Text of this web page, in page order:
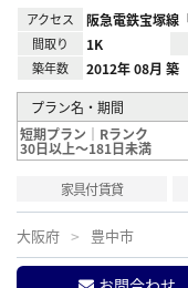
アクセス 阪急電鉄宝塚線
間取り 1K
築年数 2012年 08月 築
プラン名・期間
短期プラン｜Rランク
30日以上～181日未満
家具付賃貸
大阪府 豊中市